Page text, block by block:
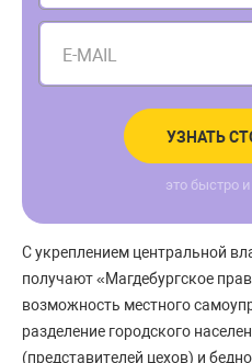
E-MAIL
УЗНАТЬ
это быстро
С укреплением центральной
получают «Магдебургское
возможность местного
разделение городского
(представителей цехов) и